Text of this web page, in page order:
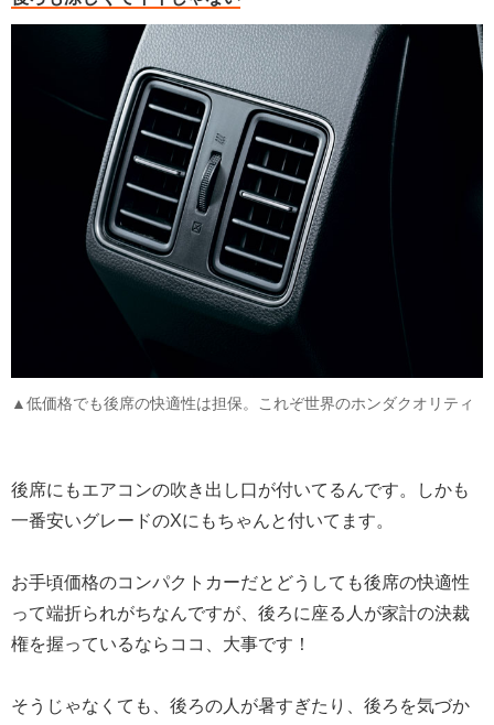
▲低価格でも後席の快適性は担保。これぞ世界のホンダクオリティ
後席にもエアコンの吹き出し口が付いてるんです。しかも
一番安いグレードのXにもちゃんと付いてます。
お手頃価格のコンパクトカーだとどうしても後席の快適性
って端折られがちなんですが、後ろに座る人が家計の決裁
権を握っているならココ、大事です！
そうじゃなくても、後ろの人が暑すぎたり、後ろを気づか